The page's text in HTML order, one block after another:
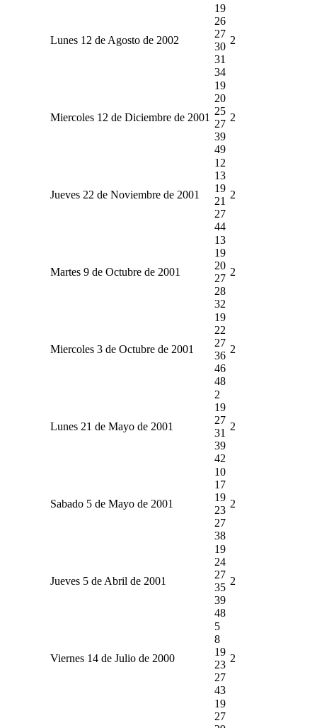
Lunes 12 de Agosto de 2002
19
26
27
30
31
34
2
Miercoles 12 de Diciembre de 2001
19
20
25
27
39
49
2
Jueves 22 de Noviembre de 2001
12
13
19
21
27
44
2
Martes 9 de Octubre de 2001
13
19
20
27
28
32
2
Miercoles 3 de Octubre de 2001
19
22
27
36
46
48
2
Lunes 21 de Mayo de 2001
2
19
27
31
39
42
2
Sabado 5 de Mayo de 2001
10
17
19
23
27
38
2
Jueves 5 de Abril de 2001
19
24
27
35
39
48
2
Viernes 14 de Julio de 2000
5
8
19
23
27
43
2
19
27